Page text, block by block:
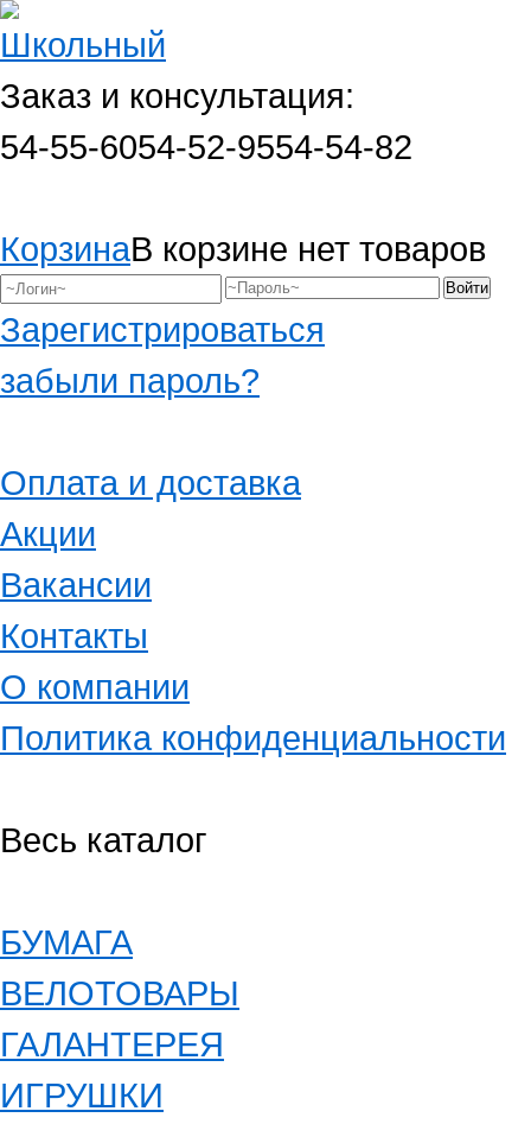
Заказ и консультация:
54-55-6054-52-9554-54-82
КорзинаВ корзине нет товаров
Зарегистрироваться
забыли пароль?
Оплата и доставка
Акции
Вакансии
Контакты
О компании
Политика конфиденциальности
Весь каталог
БУМАГА
ВЕЛОТОВАРЫ
ГАЛАНТЕРЕЯ
ИГРУШКИ